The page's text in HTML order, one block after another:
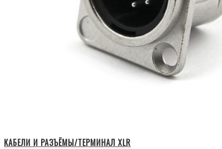
КАБЕЛИ И РАЗЪЁМЫ/ТЕРМИНАЛ XLR